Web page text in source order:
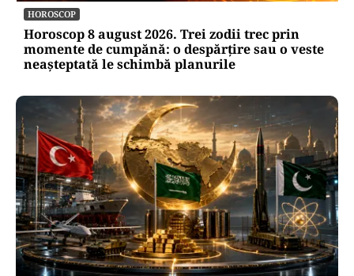
HOROSCOP
Horoscop 8 august 2026. Trei zodii trec prin
momente de cumpănă: o despărțire sau o veste
neașteptată le schimbă planurile